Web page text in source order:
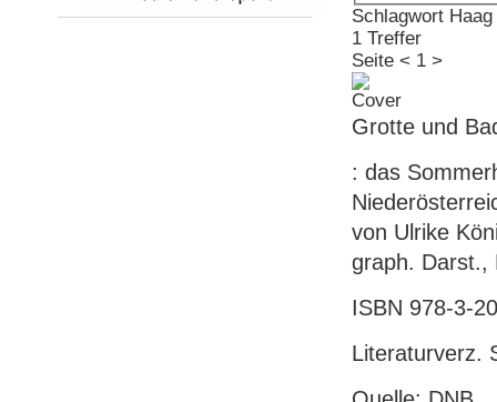
Schlagwort Haag
1 Treffer
Seite < 1 >
Grotte und
: das
von Ulrike
graph. Darst.,
ISBN 978-3-
Literaturverz.